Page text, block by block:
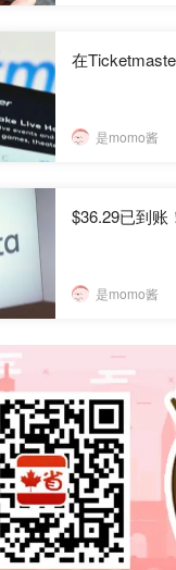
在
是momo酱
$36.29已到账
是momo酱